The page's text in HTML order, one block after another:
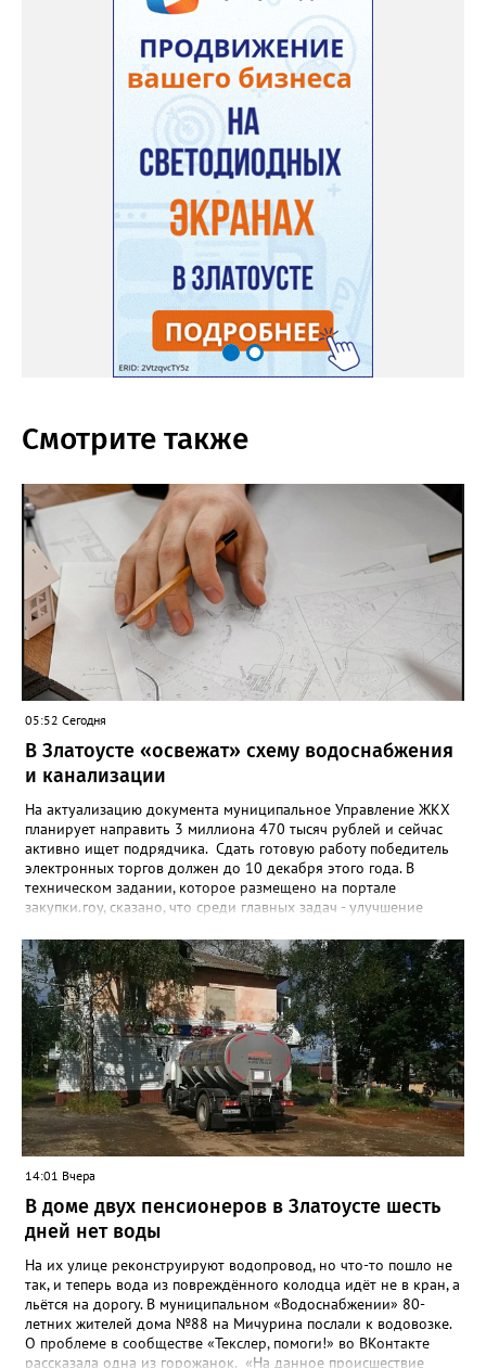
Смотрите также
05:52 Сегодня
В Златоусте «освежат» схему водоснабжения
и канализации
На актуализацию документа муниципальное Управление ЖКХ
планирует направить 3 миллиона 470 тысяч рублей и сейчас
активно ищет подрядчика. Сдать готовую работу победитель
электронных торгов должен до 10 декабря этого года. В
техническом задании, которое размещено на портале
закупки.гоу, сказано, что среди главных задач - улучшение
повышение энергоэффективности систем. Кроме электронных
схем, исполнителю нужно разработать предложения по
строительству и реконструкции водоснабжения и канализации,
оценив размер вложений, а также представить перечень
бесхозных объектов и возможные сценарии развития этой
сферы городского хозяйства. В июне 2025 года
«Златоуст.инфо» сообщал о подобных торгах. Тогда цена
вопроса была почти в три раза выше - 9 миллионов 13 тысяч
486 рублей, а в списке работ была разработка электронной
системы ливнёвок.
14:01 Вчера
В доме двух пенсионеров в Златоусте шесть
дней нет воды
На их улице реконструируют водопровод, но что-то пошло не
так, и теперь вода из повреждённого колодца идёт не в кран, а
льётся на дорогу. В муниципальном «Водоснабжении» 80-
летних жителей дома №88 на Мичурина послали к водовозке.
О проблеме в сообществе «Текслер, помоги!» во ВКонтакте
рассказала одна из горожанок. «На данное происшествие